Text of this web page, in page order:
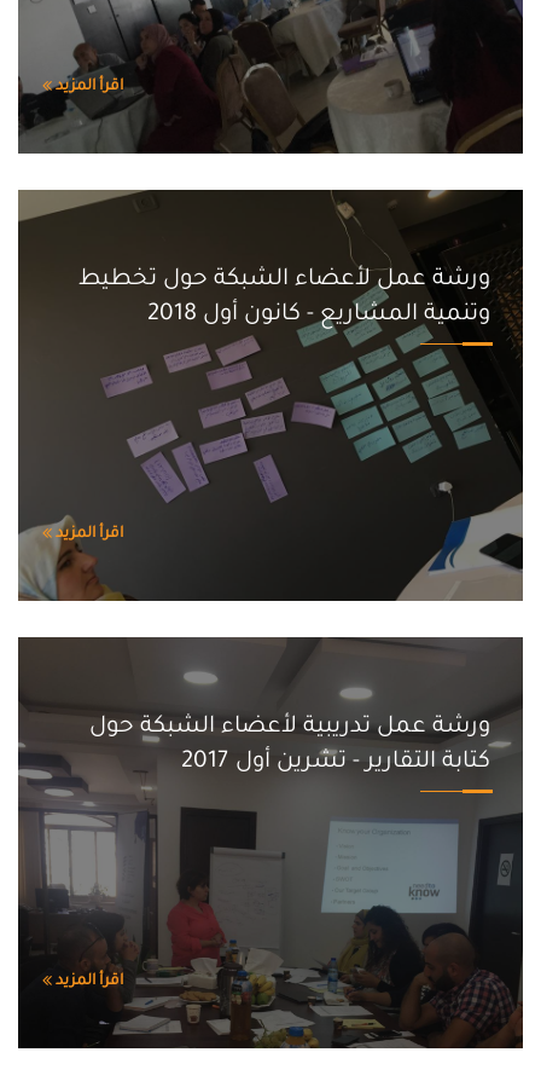
اقرأ المزيد
ورشة عمل لأعضاء الشبكة حول تخطيط
وتنمية المشاريع - كانون أول 2018
اقرأ المزيد
ورشة عمل تدريبية لأعضاء الشبكة حول
كتابة التقارير - تشرين أول 2017
اقرأ المزيد